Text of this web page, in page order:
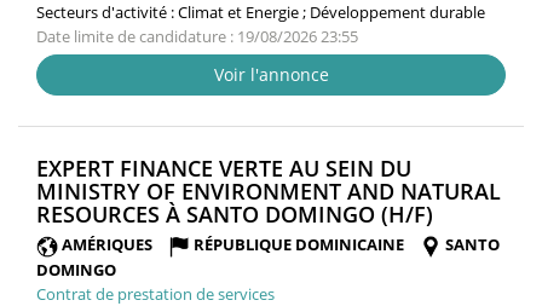
Secteurs d'activité :Climat et Energie ; Développement durable
Date limite de candidature : 19/08/2026 23:55
Voir l'annonce
EXPERT FINANCE VERTE AU SEIN DU
MINISTRY OF ENVIRONMENT AND NATURAL
RESOURCES À SANTO DOMINGO (H/F)
FENÊTRE)
AMÉRIQUES RÉPUBLIQUE DOMINICAINE
SANTO
DOMINGO
Contrat de prestation de services